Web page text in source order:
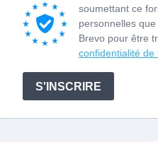
soumettant ce
personnelles
Brevo pour être
confidentialité de
S'INSCRIRE